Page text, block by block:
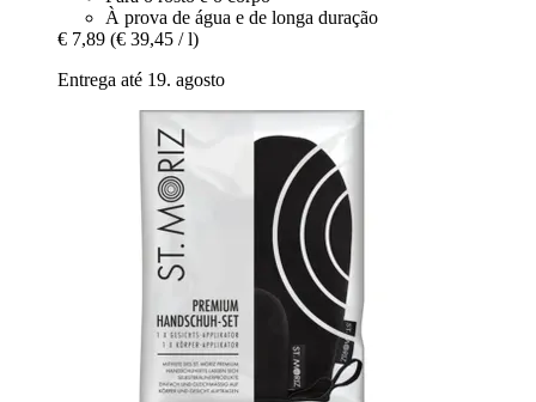
À prova de água e de longa duração
€ 7,89 (€ 39,45 / l)
Entrega até 19. agosto